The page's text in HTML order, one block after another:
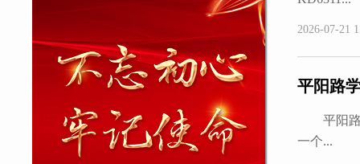
2026-07-21
平阳路
平阳路
一个...